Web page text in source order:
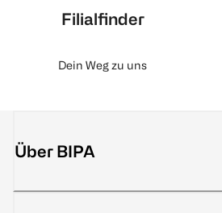
Filialfinder
Dein Weg zu uns
Über BIPA